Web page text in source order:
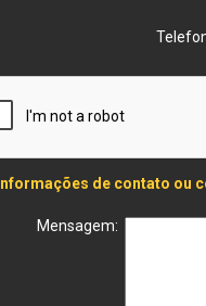
Informações de contato ou
Mensagem: